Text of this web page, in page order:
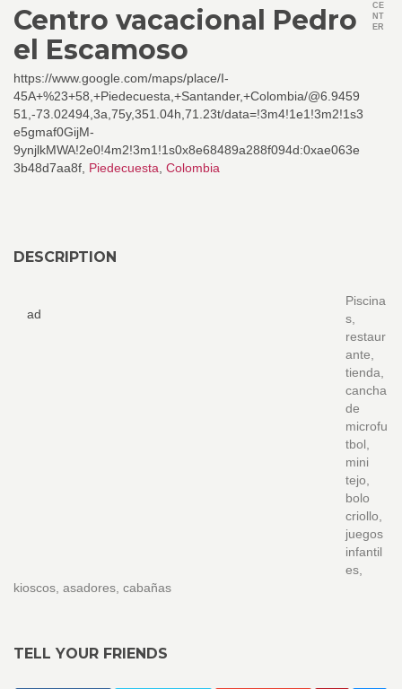
Centro vacacional Pedro
el Escamoso
https://www.google.com/maps/place/I-
45A+%23+58,+Piedecuesta,+Santander,+Colombia/@6.9459
51,-73.02494,3a,75y,351.04h,71.23t/data=!3m4!1e1!3m2!1s3
e5gmaf0GijM-
9ynjlkMWA!2e0!4m2!3m1!1s0x8e68489a288f094d:0xae063e
3b48d7aa8f, Piedecuesta Colombia
CE
NT
ER
DESCRIPTION
ad
Piscina
s,
restaur
ante,
tienda,
cancha
de
microfu
tbol,
mini
tejo,
bolo
criollo,
juegos
infantil
es,
kioscos, asadores, cabañas
TELL YOUR FRIENDS